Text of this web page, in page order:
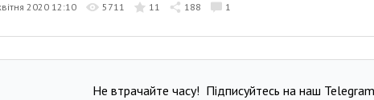
2020 12:10 5711 11 188 1
Не втрачайте часу! Підписуйтесь на наш Telegram